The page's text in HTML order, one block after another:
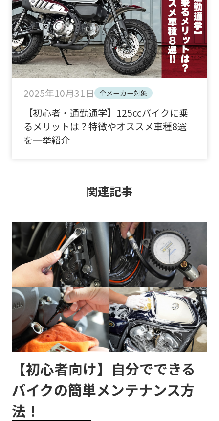
2025年10月31日 全メーカー対象
【初心者・通勤通学】125ccバイクに乗
るメリットは？特徴やオススメ車種8選
を一挙紹介
関連記事
【初心者向け】自分でできる
バイクの簡単メンテナンス方
法！